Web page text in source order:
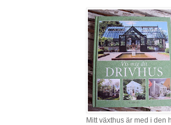
Mitt växthus är med i den